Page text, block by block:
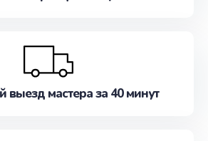
выезд мастера за 40 минут